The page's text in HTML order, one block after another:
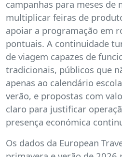
campanhas para meses de
multiplicar feiras de
apoiar a programação em
pontuais. A continuidade
de viagem capazes de
tradicionais, públicos que
apenas ao calendário
verão, e propostas com
claro para justificar
presença económica
Os dados da European